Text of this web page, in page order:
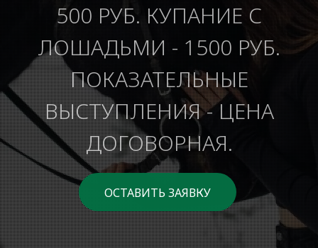
500 РУБ. КУПАНИЕ С
ЛОШАДЬМИ - 1500 РУБ.
ПОКАЗАТЕЛЬНЫЕ
ВЫСТУПЛЕНИЯ - ЦЕНА
ДОГОВОРНАЯ.
ОСТАВИТЬ ЗАЯВКУ